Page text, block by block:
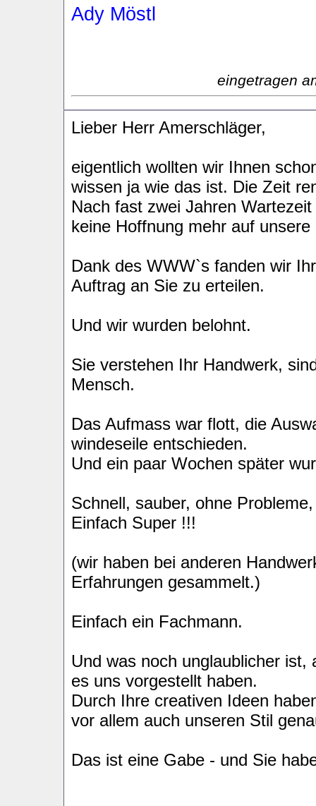
Ady Möstl
eingetragen
Lieber Herr Amerschläger,
eigentlich wollten wir Ihnen
wissen ja wie das ist. Die Zeit
Nach fast zwei Jahren
keine Hoffnung mehr auf
Dank des WWW`s fanden wir
Auftrag an Sie zu erteilen.
Und wir wurden belohnt.
Sie verstehen Ihr Handwerk,
Mensch.
Das Aufmass war flott, die
windeseile entschieden.
Und ein paar Wochen später
Schnell, sauber, ohne
Einfach Super !!!
(wir haben bei anderen
Erfahrungen gesammelt.)
Einfach ein Fachmann.
Und was noch unglaublicher
es uns vorgestellt haben.
Durch Ihre creativen Ideen
vor allem auch unseren Stil
Das ist eine Gabe - und Sie